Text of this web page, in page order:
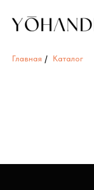
Главная / Каталог